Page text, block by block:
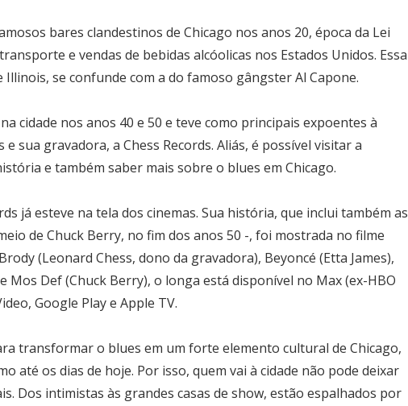
bares clandestinos de Chicago nos anos 20, época da Lei
e vendas de bebidas alcóolicas nos Estados Unidos. Essa
Illinois, se confunde com a do famoso gângster Al Capone.
cidade nos anos 40 e 50 e teve como principais expoentes à
sua gravadora, a Chess Records. Aliás, é possível visitar a
e também saber mais sobre o blues em Chicago.
já esteve na tela dos cinemas. Sua história, que inclui também as
de Chuck Berry, no fim dos anos 50 -, foi mostrada no filme
(Leonard Chess, dono da gravadora), Beyoncé (Etta James),
Mos Def (Chuck Berry), o longa está disponível no Max (ex-HBO
Google Play e Apple TV.
transformar o blues em um forte elemento cultural de Chicago,
até os dias de hoje. Por isso, quem vai à cidade não pode deixar
Dos intimistas às grandes casas de show, estão espalhados por